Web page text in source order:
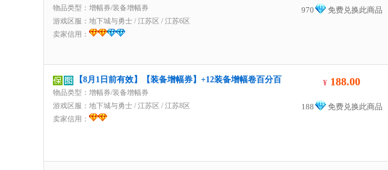
物品类型：增幅券/装备增幅券
游戏区服： 地下城与勇士 / 江苏区 / 江苏6区
卖家信用：
970 免费兑换此商品
【8月1日前有效】【装备增幅券】+12装备增幅卷百分百
物品类型：增幅券/装备增幅券
游戏区服： 地下城与勇士 / 江苏区 / 江苏8区
卖家信用：
¥ 188.00
188 免费兑换此商品